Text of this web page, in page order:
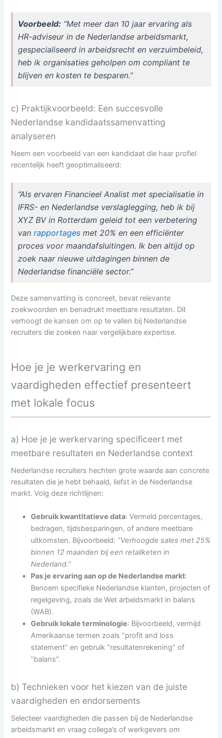
Voorbeeld: “Met meer dan 10 jaar ervaring als
HR-adviseur in de Nederlandse arbeidsmarkt,
gespecialiseerd in arbeidsrecht en verzuimbeleid,
heb ik organisaties geholpen om compliant te
blijven en kosten te besparen.”
c) Praktijkvoorbeeld: Een succesvolle
Nederlandse kandidaatssamenvatting
analyseren
Neem een voorbeeld van een kandidaat die haar profiel
recentelijk heeft geoptimaliseerd:
“Als ervaren Financieel Analist met specialisatie in
IFRS- en Nederlandse verslaglegging, heb ik bij
XYZ BV in Rotterdam geleid tot een verbetering
vanrapportages met 20% en een efficiënter
proces voor maandafsluitingen. Ik ben altijd op
zoek naar nieuwe uitdagingen binnen de
Nederlandse financiële sector.”
Deze samenvatting is concreet, bevat relevante
zoekwoorden en benadrukt meetbare resultaten. Dit
verhoogt de kansen om op te vallen bij Nederlandse
recruiters die zoeken naar vergelijkbare expertise.
Hoe je je werkervaring en
vaardigheden effectief presenteert
met lokale focus
a) Hoe je je werkervaring specificeert met
meetbare resultaten en Nederlandse context
Nederlandse recruiters hechten grote waarde aan concrete
resultaten die je hebt behaald, liefst in de Nederlandse
markt. Volg deze richtlijnen:
Gebruik kwantitatieve data: Vermeld percentages,
bedragen, tijdsbesparingen, of andere meetbare
uitkomsten. Bijvoorbeeld: “Verhoogde sales met 25%
binnen 12 maanden bij een retailketen in
Nederland.”
Pas je ervaring aan op de Nederlandse markt:
Benoem specifieke Nederlandse klanten, projecten of
regelgeving, zoals de Wet arbeidsmarkt in balans
(WAB).
Gebruik lokale terminologie: Bijvoorbeeld, vermijd
Amerikaanse termen zoals “profit and loss
statement” en gebruik “resultatenrekening” of
“balans”.
b) Technieken voor het kiezen van de juiste
vaardigheden en endorsements
Selecteer vaardigheden die passen bij de Nederlandse
arbeidsmarkt en vraag collega’s of werkgevers om